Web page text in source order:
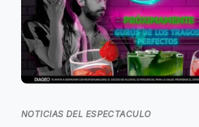
NOTICIAS DEL ESPECTACULO